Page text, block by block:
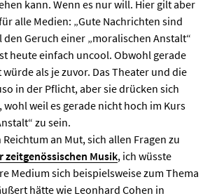
kann. Wenn es nur will. Hier gilt aber
alle Medien: „Gute Nachrichten sind
Geruch einer „moralischen Anstalt“
heute einfach uncool. Obwohl gerade
als je zuvor. Das Theater und die
in der Pflicht, aber sie drücken sich
wohl weil es gerade nicht hoch im Kurs
zu sein.
an Mut, sich allen Fragen zu
zeitgenössischen Musik, ich wüsste
Medium sich beispielsweise zum Thema
hätte wie Leonhard Cohen in